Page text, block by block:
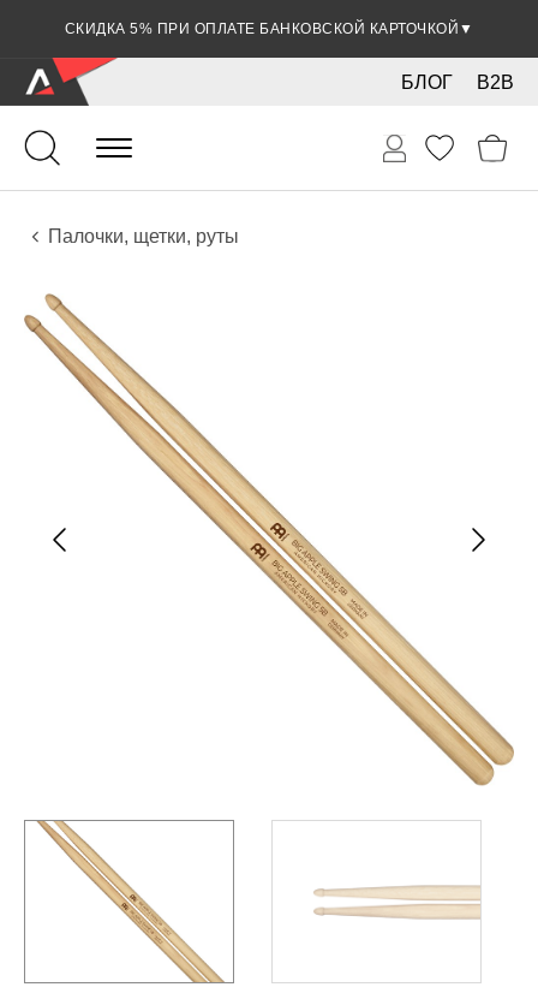
СКИДКА 5% ПРИ ОПЛАТЕ БАНКОВСКОЙ КАРТОЧКОЙ ▼
B2B
БЛОГ
Ударные
Перкуссия
Аксессуары
Палочки, щетки, руты